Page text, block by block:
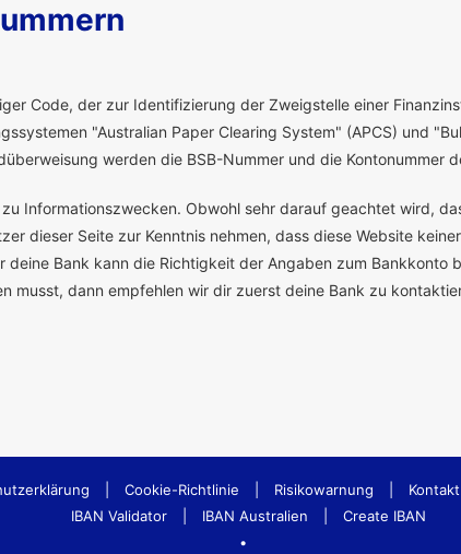
Code, der zur Identifizierung der Zweigstelle einer
"Australian Paper Clearing System" (APCS) und
werden die BSB-Nummer und die Kontonummer
Informationszwecken. Obwohl sehr darauf geachtet wird,
dieser Seite zur Kenntnis nehmen, dass diese Website
deine Bank kann die Richtigkeit der Angaben zum Bankkonto
musst, dann empfehlen wir dir zuerst deine Bank zu
Cookie-Richtlinie Risikowarnung Kontakt
IBAN Validator
IBAN Australien
Create IBAN
•